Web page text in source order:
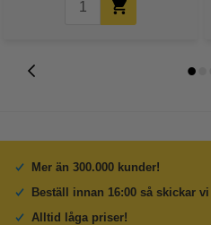
Mer än 300.000 kunder!
Beställ innan 16:00 så skickar
Alltid låga priser!